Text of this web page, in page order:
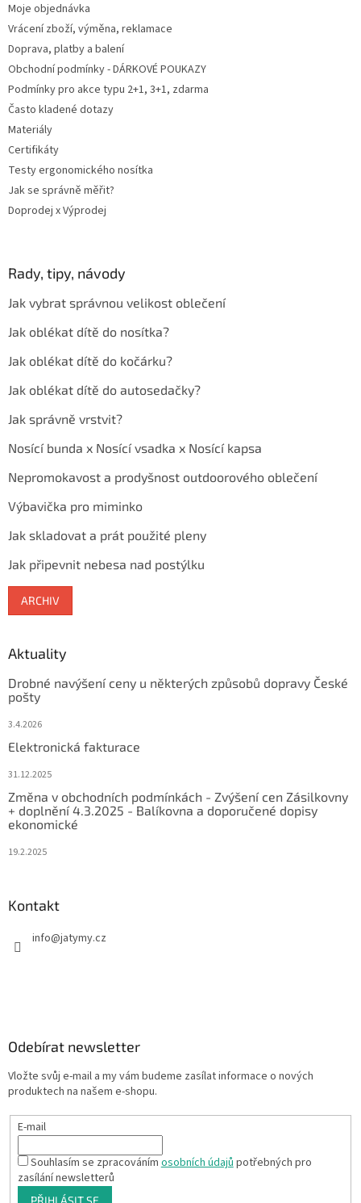
Moje objednávka
Vrácení zboží, výměna, reklamace
Doprava, platby a balení
Obchodní podmínky - DÁRKOVÉ POUKAZY
Podmínky pro akce typu 2+1, 3+1, zdarma
Často kladené dotazy
Materiály
Certifikáty
Testy ergonomického nosítka
Jak se správně měřit?
Doprodej x Výprodej
Rady, tipy, návody
Jak vybrat správnou velikost oblečení
Jak oblékat dítě do nosítka?
Jak oblékat dítě do kočárku?
Jak oblékat dítě do autosedačky?
Jak správně vrstvit?
Nosící bunda x Nosící vsadka x Nosící kapsa
Nepromokavost a prodyšnost outdoorového oblečení
Výbavička pro miminko
Jak skladovat a prát použité pleny
Jak připevnit nebesa nad postýlku
ARCHIV
Aktuality
Drobné navýšení ceny u některých způsobů dopravy České
pošty
3.4.2026
Elektronická fakturace
31.12.2025
Změna v obchodních podmínkách - Zvýšení cen Zásilkovny
+ doplnění 4.3.2025 - Balíkovna a doporučené dopisy
ekonomické
19.2.2025
Kontakt
info@jatymy.cz
Odebírat newsletter
Vložte svůj e-mail a my vám budeme zasílat informace o nových
produktech na našem e-shopu.
E-mail
Souhlasím se zpracovánímosobních údajůpotřebných pro
zasílání newsletterů
PŘIHLÁSIT SE